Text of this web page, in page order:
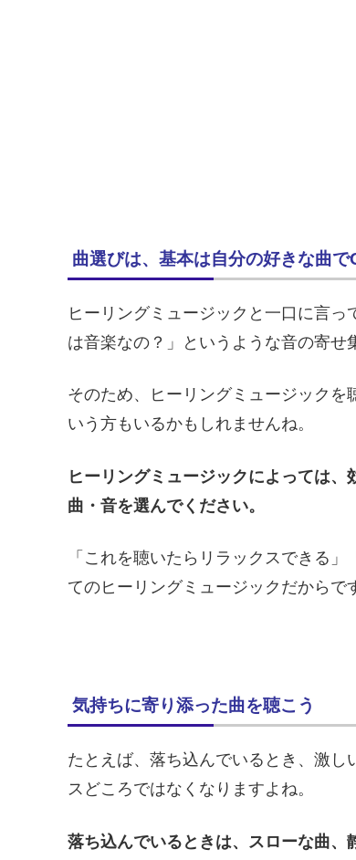
曲選びは、基本は自分の好きな曲で
ヒーリングミュージックと一口に言
は音楽なの？」というような音の寄せ
そのため、ヒーリングミュージックを
いう方もいるかもしれませんね。
ヒーリングミュージックによっては
曲・音を選んでください。
「これを聴いたらリラックスできる
てのヒーリングミュージックだからで
気持ちに寄り添った曲を聴こう
たとえば、落ち込んでいるとき、激
スどころではなくなりますよね。
落ち込んでいるときは、スローな曲